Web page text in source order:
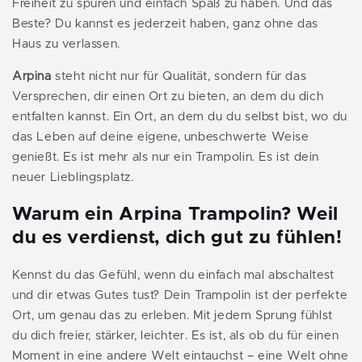
Freiheit zu spüren und einfach Spaß zu haben. Und das
Beste? Du kannst es jederzeit haben, ganz ohne das
Haus zu verlassen.
Arpina steht nicht nur für Qualität, sondern für das
Versprechen, dir einen Ort zu bieten, an dem du dich
entfalten kannst. Ein Ort, an dem du du selbst bist, wo du
das Leben auf deine eigene, unbeschwerte Weise
genießt. Es ist mehr als nur ein Trampolin. Es ist dein
neuer Lieblingsplatz.
Warum ein Arpina Trampolin? Weil
du es verdienst, dich gut zu fühlen!
Kennst du das Gefühl, wenn du einfach mal abschaltest
und dir etwas Gutes tust? Dein Trampolin ist der perfekte
Ort, um genau das zu erleben. Mit jedem Sprung fühlst
du dich freier, stärker, leichter. Es ist, als ob du für einen
Moment in eine andere Welt eintauchst – eine Welt ohne